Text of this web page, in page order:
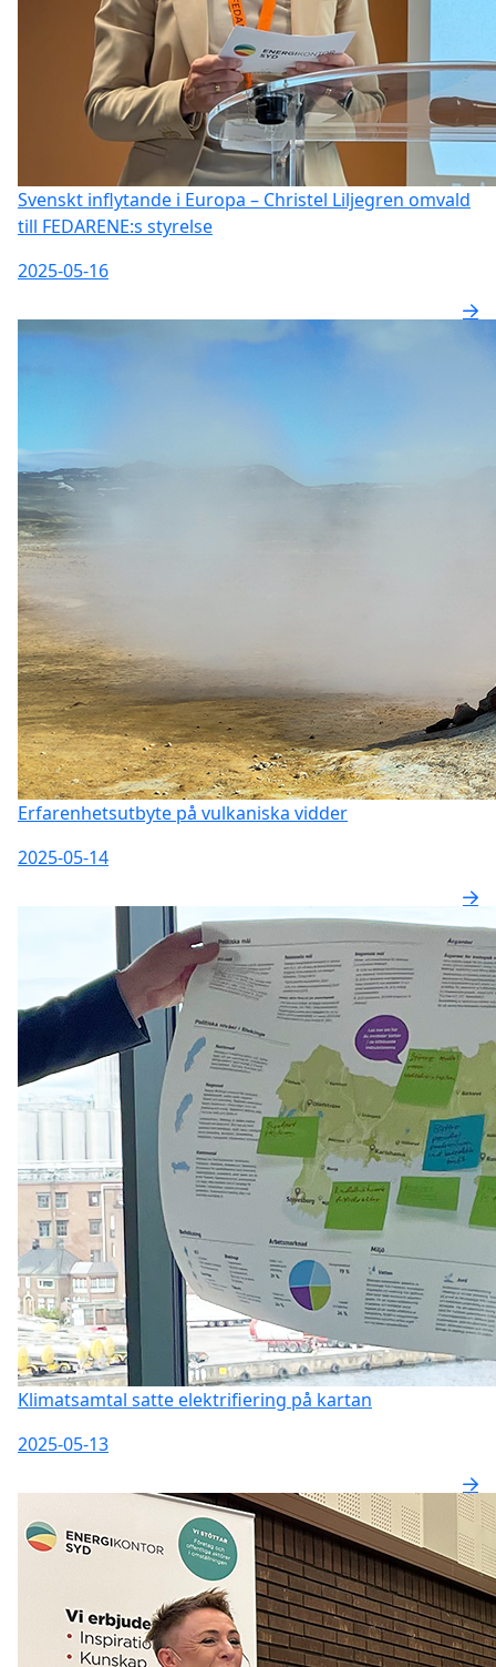
Svenskt inflytande i Europa – Christel Liljegren omvald
till FEDARENE:s styrelse
2025-05-16
Erfarenhetsutbyte på vulkaniska vidder
2025-05-14
Klimatsamtal satte elektrifiering på kartan
2025-05-13